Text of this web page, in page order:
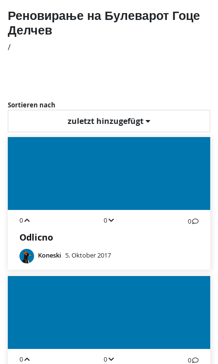
Реновирање на Булеварот Гоце
Делчев
/
Sortieren nach
zuletzt hinzugefügt
0 0 0
Odlicno
Koneski 5. Oktober 2017
0 0 0